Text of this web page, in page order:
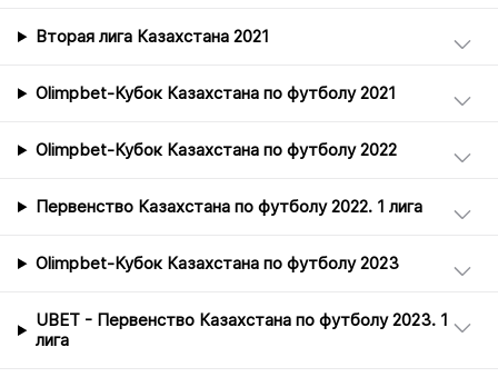
Вторая лига Казахстана 2021
Olimpbet-Кубок Казахстана по футболу 2021
Olimpbet-Кубок Казахстана по футболу 2022
Первенство Казахстана по футболу 2022. 1 лига
Olimpbet-Кубок Казахстана по футболу 2023
UBET - Первенство Казахстана по футболу 2023. 1
лига